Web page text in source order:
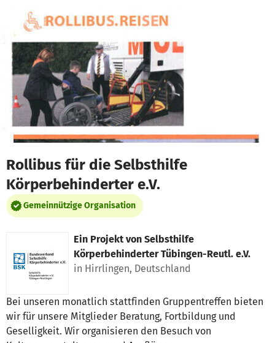
Rollibus für die Selbsthilfe
Körperbehinderter e.V.
Gemeinnützige Organisation
Ein Projekt von Selbsthilfe
Körperbehinderter Tübingen-Reutl. e.V.
in Hirrlingen, Deutschland
Bei unseren monatlich stattfinden Gruppentreffen bieten
wir für unsere Mitglieder Beratung, Fortbildung und
Geselligkeit. Wir organisieren den Besuch von